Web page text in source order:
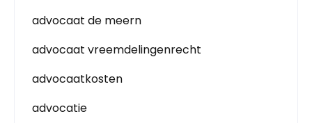
advocaat de meern
advocaat vreemdelingenrecht
advocaatkosten
advocatie